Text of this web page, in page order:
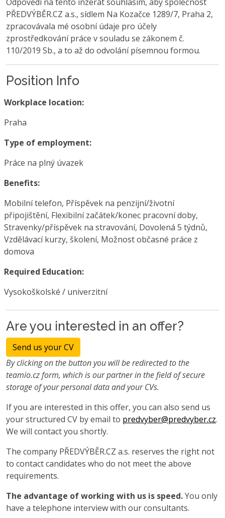
PŘEDVÝBĚR.CZ a.s., sídlem Na Kozačce 1289/7, Praha 2,
zpracovávala mé osobní údaje pro účely
zprostředkování práce v souladu se zákonem č.
110/2019 Sb., a to až do odvolání písemnou formou.
Position Info
Workplace location:
Praha
Type of employment:
Práce na plný úvazek
Benefits:
Mobilní telefon, Příspěvek na penzijní/životní
připojištění, Flexibilní začátek/konec pracovní doby,
Stravenky/příspěvek na stravování, Dovolená 5 týdnů,
Vzdělávací kurzy, školení, Možnost občasné práce z
domova
Required Education:
Vysokoškolské / univerzitní
Are you interested in an offer?
Send us your CV
By clicking on the button you will be redirected to the
teamio.cz form, which is our partner in the field of secure
storage of your personal data and your CVs.
If you are interested in this offer, you can also send us
your structured CV by email to predvyber@predvyber.cz.
We will contact you shortly.
The company PŘEDVÝBĚR.CZ a.s. reserves the right not
to contact candidates who do not meet the above
requirements.
The advantage of working with us is speed.You only
have a telephone interview with our consultants.